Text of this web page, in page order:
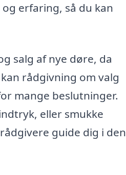
erfaring, så du kan
salg af nye døre, da
rådgivning om valg
mange beslutninger.
eller smukke
guide dig i den